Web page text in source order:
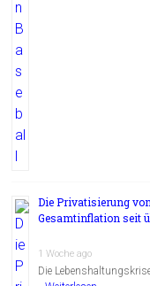
Die Privatisierung
Gesamtinflation seit
1 Woche ago
Die